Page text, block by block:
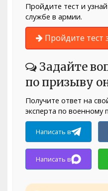
Пройдите тест и
службе в армии.
Пройдите тест
Задайте
по призыву
Получите ответ на
эксперта по военному
Написать в
Написать в